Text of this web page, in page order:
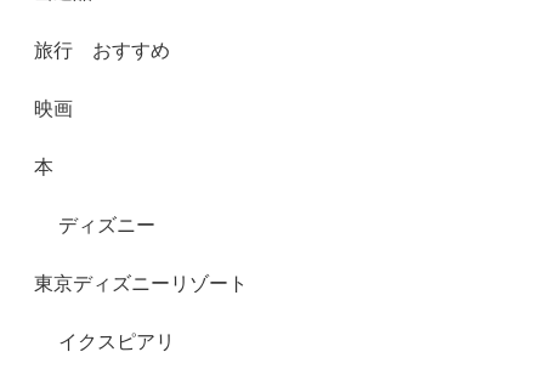
旅行 おすすめ
映画
本
ディズニー
東京ディズニーリゾート
イクスピアリ